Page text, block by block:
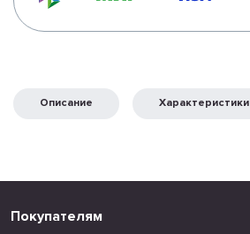
Описание Характеристики
Покупателям